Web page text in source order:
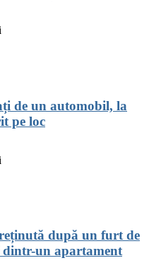
de un automobil, la
pe loc
după un furt de
dintr-un apartament